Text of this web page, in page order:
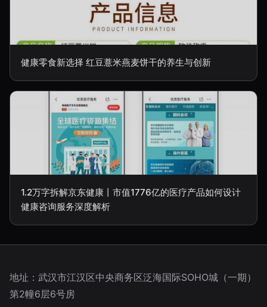
健康零食新选择 红豆薏米燕麦饼干的养生与创新
1.2万字拆解京东健康丨市值1776亿的医疗产品如何设计
健康咨询服务深度解析
地址：武汉市江汉区中央商务区泛海国际SOHO城（一期）
第2幢6层6号房